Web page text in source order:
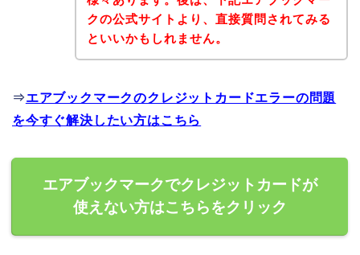
クの公式サイトより、直接質問されてみる
といいかもしれません。
⇒エアブックマークのクレジットカードエラーの問題
を今すぐ解決したい方はこちら
エアブックマークでクレジットカードが
使えない方はこちらをクリック